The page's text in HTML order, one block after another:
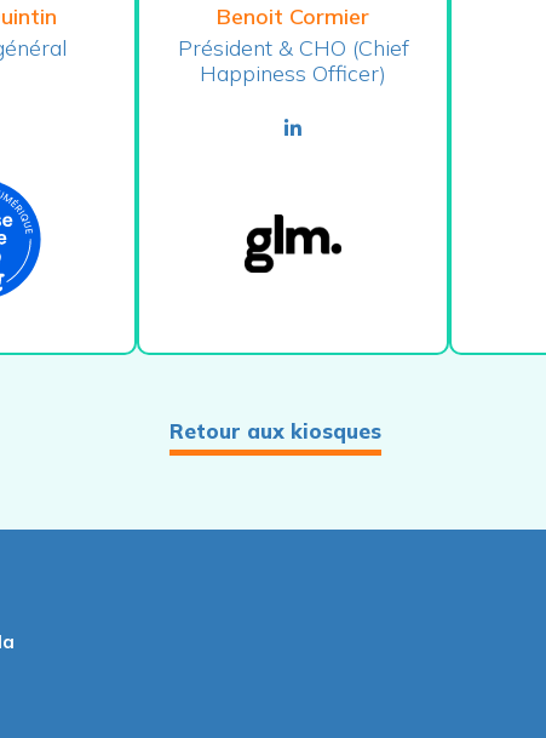
Benoit Cormier
Président & CHO (Chief
Happiness Officer)
linkedin
Retour aux kiosques